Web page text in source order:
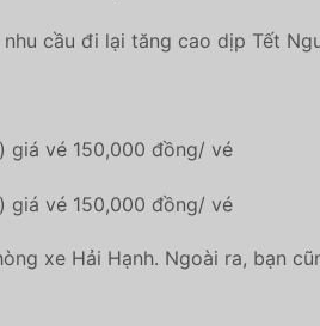
cầu đi lại tăng cao dịp Tết
giá vé 150,000 đồng/ vé
giá vé 150,000 đồng/ vé
xe Hải Hạnh. Ngoài ra, bạn